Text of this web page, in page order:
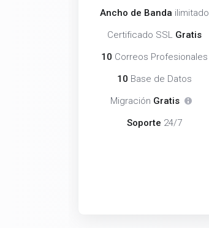
Ancho de Banda ilimitado
Certificado SSL Gratis
10 Correos Profesionales
10 Base de Datos
Migración Gratis
Soporte 24/7